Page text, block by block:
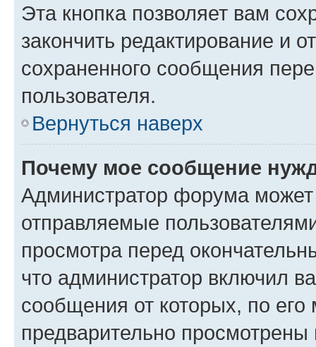
Эта кнопка позволяет вам
закончить редактирование и
сохраненного сообщения
пользователя.
Вернуться наверх
Почему мое сообщение
Администратор форума
отправляемые
просмотра перед
что администратор включил
сообщения от которых, по
предварительно